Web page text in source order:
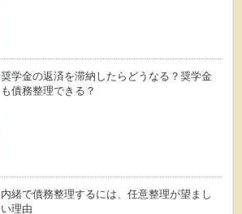
奨学金の返済を滞納したらどうなる？奨学金
も債務整理できる？
内緒で債務整理するには、任意整理が望まし
い理由